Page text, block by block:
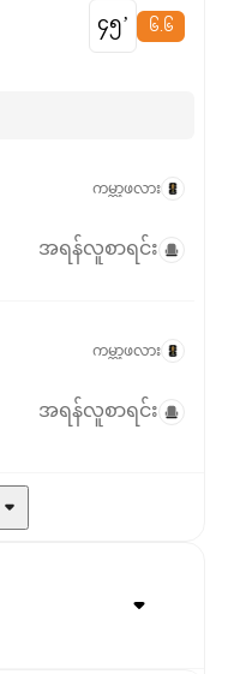
၄၅‎’‎ ၆.၆
ကမ္ဘာ့ဖလား
အရန်လူစာရင်း
ကမ္ဘာ့ဖလား
အရန်လူစာရင်း